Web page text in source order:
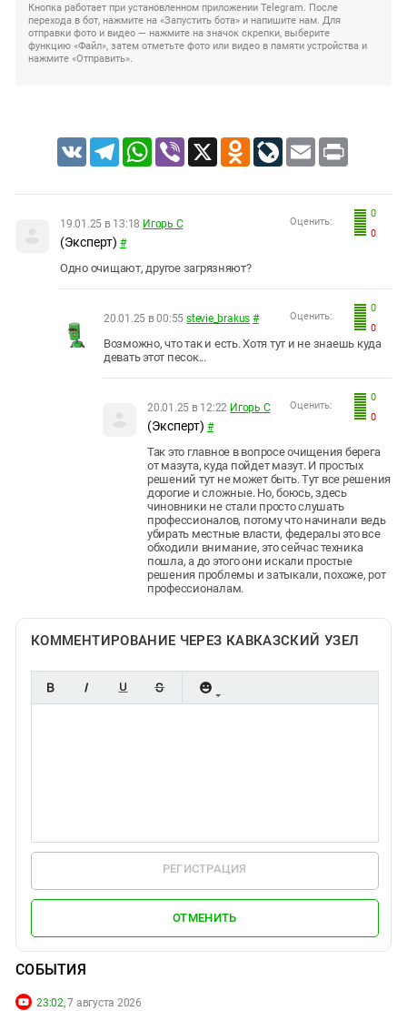
Кнопка работает при установленном приложении Telegram. После
перехода в бот, нажмите на «Запустить бота» и напишите нам. Для
отправки фото и видео — нажмите на значок скрепки, выберите
функцию «Файл», затем отметьте фото или видео в памяти устройства и
нажмите «Отправить».
VK TelegramWhatsApp
Viber X Odnoklassniki
LiveJournal
Email Print
0
0
Оценить:
19.01.25 в 13:18 Игорь С
(Эксперт) #
Одно очищают, другое загрязняют?
0
0
Оценить:
20.01.25 в 00:55 stevie_brakus #
Возможно, что так и есть. Хотя тут и не знаешь куда
девать этот песок...
0
0
Оценить:
20.01.25 в 12:22 Игорь С
(Эксперт) #
Так это главное в вопросе очищения берега
от мазута, куда пойдет мазут. И простых
решений тут не может быть. Тут все решения
дорогие и сложные. Но, боюсь, здесь
чиновники не стали просто слушать
профессионалов, потому что начинали ведь
убирать местные власти, федералы это все
обходили внимание, это сейчас техника
пошла, а до этого они искали простые
решения проблемы и затыкали, похоже, рот
профессионалам.
КОММЕНТИРОВАНИЕ ЧЕРЕЗ КАВКАЗСКИЙ УЗЕЛ
РЕГИСТРАЦИЯ
ОТМЕНИТЬ
СОБЫТИЯ
23:02,7 августа 2026